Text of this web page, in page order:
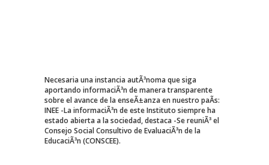
Necesaria una instancia autÃ³noma que siga
aportando informaciÃ³n de manera transparente
sobre el avance de la enseÃ±anza en nuestro paÃ­s:
INEE -La informaciÃ³n de este Instituto siempre ha
estado abierta a la sociedad, destaca -Se reuniÃ³ el
Consejo Social Consultivo de EvaluaciÃ³n de la
EducaciÃ³n (CONSCEE).